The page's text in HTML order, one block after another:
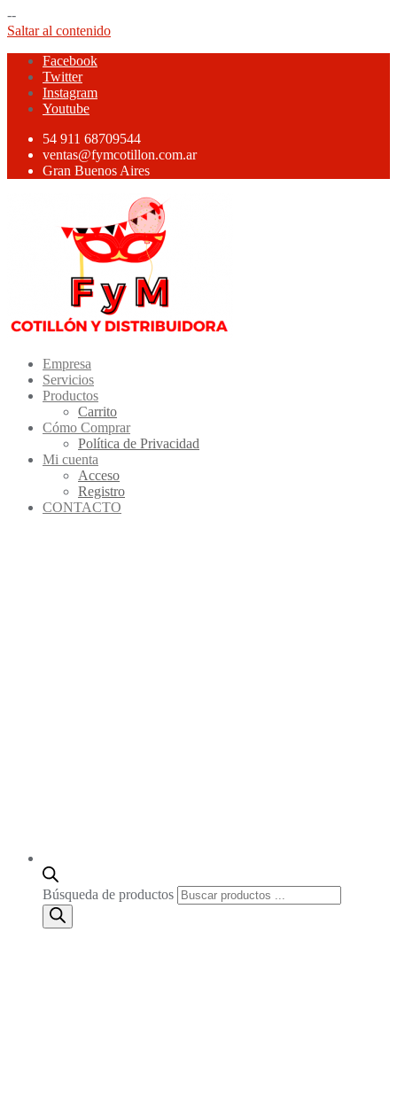
--
Saltar al contenido
Facebook
Twitter
Instagram
Youtube
54 911 68709544
ventas@fymcotillon.com.ar
Gran Buenos Aires
Empresa
Servicios
Productos
Carrito
Cómo Comprar
Política de Privacidad
Mi cuenta
Acceso
Registro
CONTACTO
Búsqueda de productos